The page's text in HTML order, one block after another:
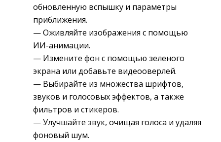
обновленную вспышку и параметры
приближения.
— Оживляйте изображения с помощью
ИИ-анимации.
— Измените фон с помощью зеленого
экрана или добавьте видеооверлей.
— Выбирайте из множества шрифтов,
звуков и голосовых эффектов, а также
фильтров и стикеров.
— Улучшайте звук, очищая голоса и удаляя
фоновый шум.